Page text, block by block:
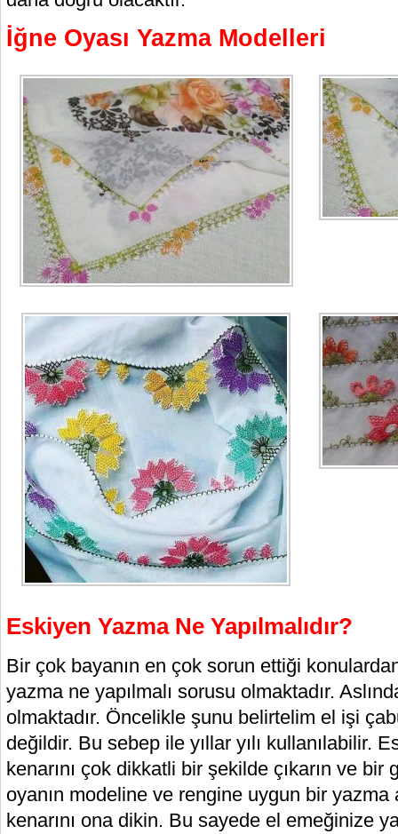
İğne Oyası Yazma Modelleri
Eskiyen Yazma Ne Yapılmalıdır?
Bir çok bayanın en çok sorun ettiği
yazma ne yapılmalı sorusu olmaktadır.
olmaktadır. Öncelikle şunu belirtelim el işi
değildir. Bu sebep ile yıllar yılı kullanılabilir.
kenarını çok dikkatli bir şekilde çıkarın ve bir
oyanın modeline ve rengine uygun bir yazma
kenarını ona dikin. Bu sayede el emeğinize